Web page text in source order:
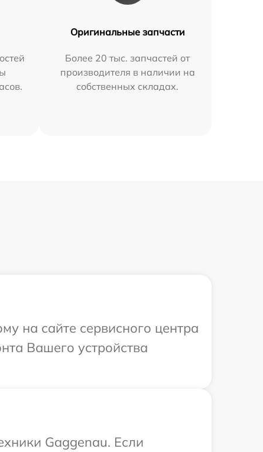
Оригинальные запчасти
Более 20 тыс. запчастей от
производителя в наличии на
собственных складах.
на сайте сервисного центра
Вашего устройства
Gaggenau. Если